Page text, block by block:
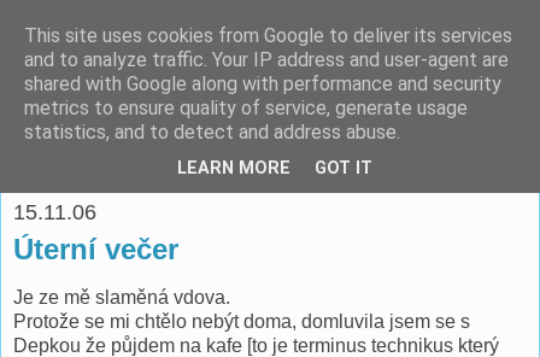
espoo
Pomáhat lidem je o to víc potěšující, když je to ve vlastním
zájmu. -- Richard Fish
15.11.06
Úterní večer
Je ze mě slaměná vdova.
Protože se mi chtělo nebýt doma, domluvila jsem se s
Depkou že půjdem na kafe [to je terminus technikus který
This site uses cookies from Google to deliver its services
and to analyze traffic. Your IP address and user-agent are
shared with Google along with performance and security
metrics to ensure quality of service, generate usage
statistics, and to detect and address abuse.
LEARN MORE GOT IT